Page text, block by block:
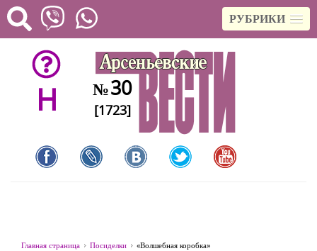
РУБРИКИ
H №30
[1723]
Главная страница Посиделки «Волшебная коробка»